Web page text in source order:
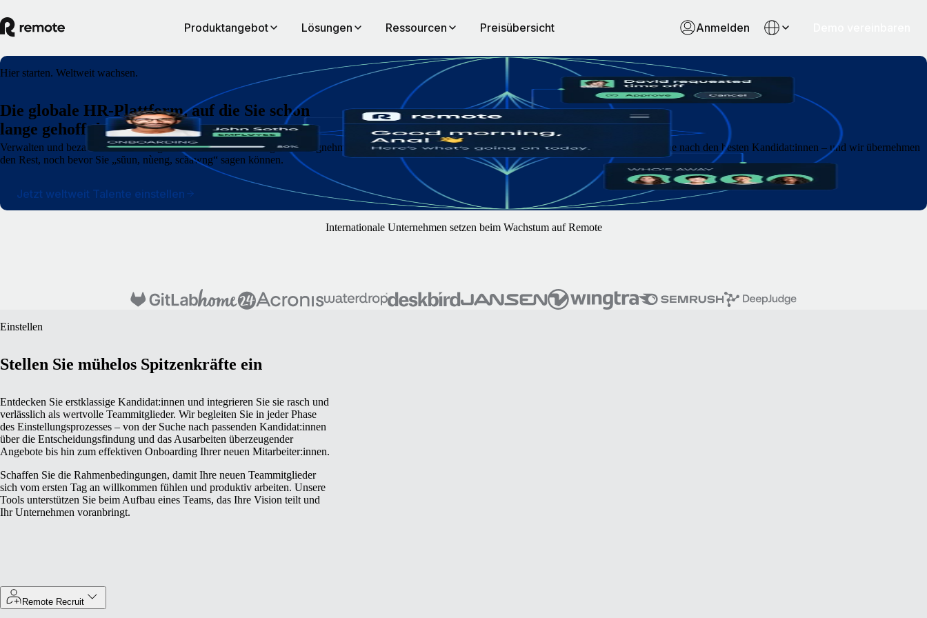
Produktangebot Lösungen Ressourcen Preisübersicht Anmelden
Hier starten. Weltweit wachsen.
Die globale HR-Plattform, auf die Sie schon
lange gehofft haben
Verwalten und bezahlen Sie Ihre Angestellten und selbstständigen Auftragnehmer:innen weltweit mühelos mit Remote. Sie konzentrieren sich auf die Suche nach den besten Kandidat:innen – und wir übernehmen
den Rest, noch bevor Sie „sŭun, nùeng, scăawng“ sagen können.
Jetzt weltweit Talente einstellen
Internationale Unternehmen setzen beim Wachstum auf Remote
Einstellen
Stellen Sie mühelos Spitzenkräfte ein
Entdecken Sie erstklassige Kandidat:innen und integrieren Sie sie rasch und
verlässlich als wertvolle Teammitglieder. Wir begleiten Sie in jeder Phase
des Einstellungsprozesses – von der Suche nach passenden Kandidat:innen
über die Entscheidungsfindung und das Ausarbeiten überzeugender
Angebote bis hin zum effektiven Onboarding Ihrer neuen Mitarbeiter:innen.
Schaffen Sie die Rahmenbedingungen, damit Ihre neuen Teammitglieder
sich vom ersten Tag an willkommen fühlen und produktiv arbeiten. Unsere
Tools unterstützen Sie beim Aufbau eines Teams, das Ihre Vision teilt und
Ihr Unternehmen voranbringt.
Remote Recruit